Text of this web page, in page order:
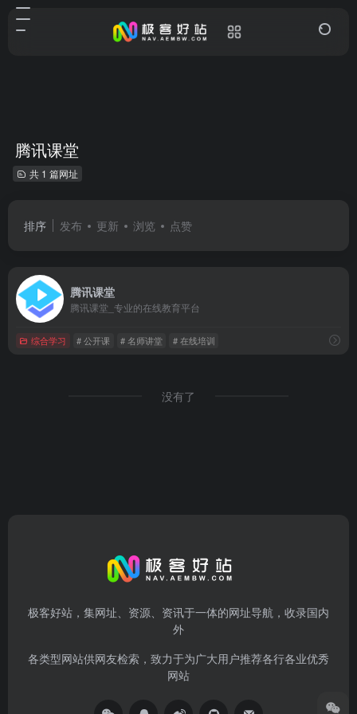
腾讯课堂
共 1 篇网址
排序 发布 更新 浏览 点赞
腾讯课堂
腾讯课堂_专业的在线教育平台
综合学习 # 公开课 # 名师讲堂 # 在线培训
没有了
极客好站，集网址、资源、资讯于一体的网址导航，收录国内
外
各类型网站供网友检索，致力于为广大用户推荐各行各业优秀
网站